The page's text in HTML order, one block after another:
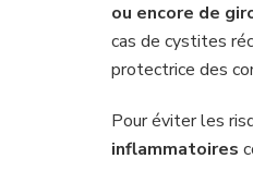
ou encore de
cas de cystites
protectrice des
Pour éviter les
inflammatoires